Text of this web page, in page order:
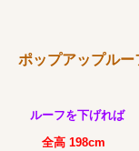
ポップアップルー
ルーフを下げれば
全高 198cm